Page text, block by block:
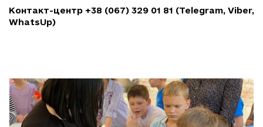
Контакт-центр +38 (067) 329 01 81 (Telegram, Viber,
WhatsUp)